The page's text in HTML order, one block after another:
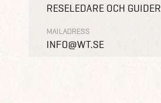
RESELEDARE OCH GUIDER
MAILADRESS
INFO@WT.SE